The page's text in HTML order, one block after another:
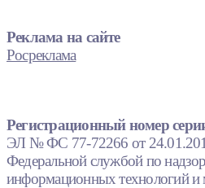
Реклама на сайте
Росреклама
Регистрационный номер
ЭЛ № ФС 77-72266 от
Федеральной службой по
информационных технологий и